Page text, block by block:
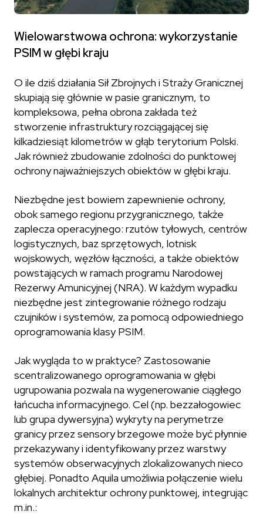
Wielowarstwowa ochrona: wykorzystanie
PSIM w głębi kraju
O ile dziś działania Sił Zbrojnych i Straży Granicznej
skupiają się głównie w pasie granicznym, to
kompleksowa, pełna obrona zakłada też
stworzenie infrastruktury rozciągającej się
kilkadziesiąt kilometrów w głąb terytorium Polski.
Jak również zbudowanie zdolności do punktowej
ochrony najważniejszych obiektów w głębi kraju.
Niezbędne jest bowiem zapewnienie ochrony,
obok samego regionu przygranicznego, także
zaplecza operacyjnego: rzutów tyłowych, centrów
logistycznych, baz sprzętowych, lotnisk
wojskowych, węzłów łączności, a także obiektów
powstających w ramach programu Narodowej
Rezerwy Amunicyjnej (NRA). W każdym wypadku
niezbędne jest zintegrowanie różnego rodzaju
czujników i systemów, za pomocą odpowiedniego
oprogramowania klasy PSIM.
Jak wygląda to w praktyce? Zastosowanie
scentralizowanego oprogramowania w głębi
ugrupowania pozwala na wygenerowanie ciągłego
łańcucha informacyjnego. Cel (np. bezzałogowiec
lub grupa dywersyjna) wykryty na perymetrze
granicy przez sensory brzegowe może być płynnie
przekazywany i identyfikowany przez warstwy
systemów obserwacyjnych zlokalizowanych nieco
głębiej. Ponadto Aquila umożliwia połączenie wielu
lokalnych architektur ochrony punktowej, integrując
m.in.: